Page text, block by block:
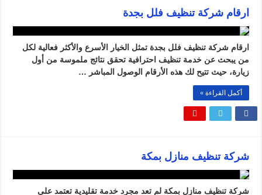
ارقام شركة تنظيف فلل بجدة
ارقام شركة تنظيف فلل بجدة تمثل الخيار الأسرع والأكثر فعالية لكل
من يبحث عن خدمة تنظيف احترافية تحقق نتائج ملموسة من أول
زيارة، حيث تتيح لك هذه الأرقام الوصول المباشر …
أكمل القراءة »
شركة تنظيف منازل بمكة
شركة تنظيف منازل بمكة لم تعد مجرد خدمة تقليدية تعتمد على